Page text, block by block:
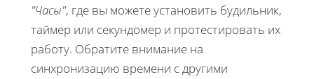
"Часы", где вы можете установить будильник,
таймер или секундомер и протестировать их
работу. Обратите внимание на
синхронизацию времени с другими